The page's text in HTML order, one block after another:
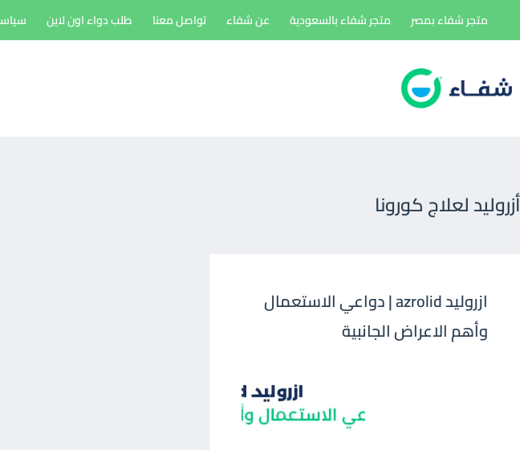
إلى
متجر شفاء بمصر متجر شفاء بالسعودية عن شفاء تواصل معنا طلب دواء اون لاين
أزروليد لعلاج كورونا
ازروليد azrolid | دواعي الاستعمال
وأهم الاعراض الجانبية